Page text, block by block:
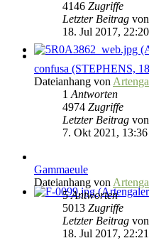
4146 Zugriffe
Letzter Beitrag von
18. Jul 2017, 22:20
confusa (STEPHENS,
Dateianhang von
1 Antworten
4974 Zugriffe
Letzter Beitrag von
7. Okt 2021, 13:36
Gammaeule
Dateianhang von
5Antworten
5013 Zugriffe
Letzter Beitrag von
18. Jul 2017, 22:21